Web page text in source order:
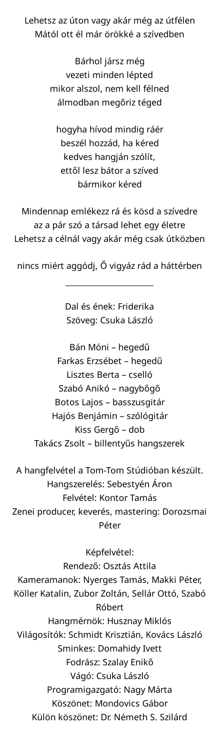
Lehetsz az úton vagy akár még az útfélen
Mától ott él már örökké a szívedben
Bárhol jársz még
vezeti minden lépted
mikor alszol, nem kell félned
álmodban megőriz téged
hogyha hívod mindig ráér
beszél hozzád, ha kéred
kedves hangján szólít,
ettől lesz bátor a szíved
bármikor kéred
Mindennap emlékezz rá és kösd a szívedre
az a pár szó a társad lehet egy életre
Lehetsz a célnál vagy akár még csak útközben
nincs miért aggódj, Ő vigyáz rád a háttérben
Dal és ének: Friderika
Szöveg: Csuka László
Bán Móni – hegedű
Farkas Erzsébet – hegedű
Lisztes Berta – cselló
Szabó Anikó – nagybőgő
Botos Lajos – basszusgitár
Hajós Benjámin – szólógitár
Kiss Gergő – dob
Takács Zsolt – billentyűs hangszerek
A hangfelvétel a Tom-Tom Stúdióban készült.
Hangszerelés: Sebestyén Áron
Felvétel: Kontor Tamás
Zenei producer, keverés, mastering: Dorozsmai
Péter
Képfelvétel:
Rendező: Osztás Attila
Kameramanok: Nyerges Tamás, Makki Péter,
Köller Katalin, Zubor Zoltán, Sellár Ottó, Szabó
Róbert
Hangmérnök: Husznay Miklós
Világosítók: Schmidt Krisztián, Kovács László
Sminkes: Domahidy Ivett
Fodrász: Szalay Enikő
Vágó: Csuka László
Programigazgató: Nagy Márta
Köszönet: Mondovics Gábor
Külön köszönet: Dr. Németh S. Szilárd